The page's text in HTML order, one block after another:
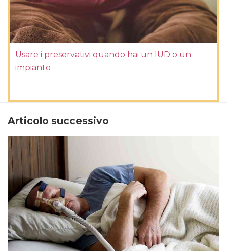
Usare i preservativi quando hai un IUD o un
impianto
Articolo successivo